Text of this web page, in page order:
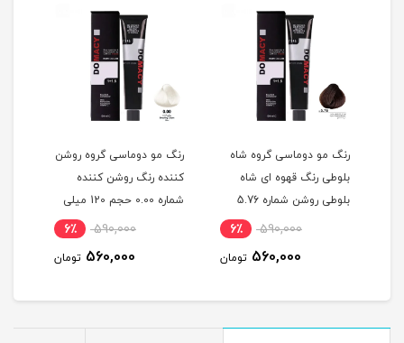
رنگ مو دوماسی گروه شاه
بلوطی رنگ قهوه ای شاه
بلوطی روشن شماره 5.76
590,000 6٪
560,000 تومان
رنگ مو دوماسی گروه روشن
کننده رنگ روشن کننده
شماره 0.00 حجم 120 میلی
590,000 6٪
560,000 تومان